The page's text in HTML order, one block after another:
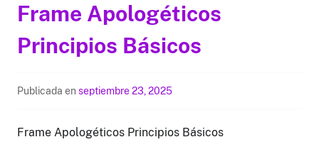
Frame Apologéticos
Principios Básicos
Publicada en septiembre 23, 2025
Frame Apologéticos Principios Básicos